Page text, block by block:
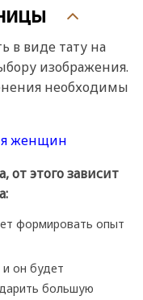
в виде тату на
изображения.
необходимы
от этого зависит
формировать опыт
он будет
большую